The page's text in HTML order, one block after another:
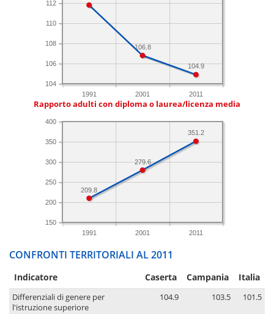
1991 2001 2011
104
106
108
110
112
104.9
106.8
Rapporto adulti con diploma o laurea/licenza media
1991 2001 2011
150
200
250
300
350
400
351.2
279.6
209.8
CONFRONTI TERRITORIALI AL 2011
Indicatore Caserta Campania Italia
Differenziali di genere per
l'istruzione superiore
104.9 103.5 101.5